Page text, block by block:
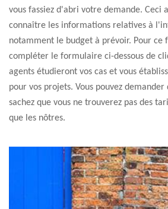
vous fassiez d'abri votre demande. Ceci
connaître les informations relatives à
notamment le budget à prévoir. Pour ce
compléter le formulaire ci-dessous de
agents étudieront vos cas et vous
pour vos projets. Vous pouvez
sachez que vous ne trouverez pas des
que les nôtres.